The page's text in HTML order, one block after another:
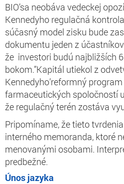
BIO’sa neobáva vedeckej
Kennedyho regulačná
súčasný model zisku bude
dokumentu jeden z
že investori budú najbližších
bokom.”Kapitál utiekol z
Kennedyho’reformný
farmaceutických spoločností
že regulačný terén zostáva
Pripomíname, že tieto
interného memoranda, ktoré
menovanými osobami.
predbežné.
Únos jazyka